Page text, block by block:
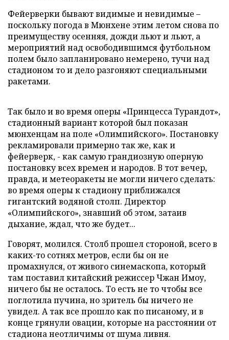
Фейерверки бывают видимые и невидимые –
поскольку погода в Мюнхене этим летом снова по
преимуществу осенняя, дожди льют и льют, а
мероприятий над освободившимся футбольном
полем было запланировано немерено, тучи над
стадионом то и дело разгоняют специальными
ракетами.
Так было и во время оперы «Принцесса Турандот»,
стадионный вариант которой был показан
мюнхенцам на поле «Олимпийского». Постановку
рекламировали примерно так же, как и
фейерверк, - как самую грандиозную оперную
постановку всех времен и народов. В тот вечер,
правда, и метеоракеты не могли ничего сделать:
во время оперы к стадиону приближался
гигантский водяной столп. Директор
«Олимпийского», знавший об этом, затаив
дыхание, ждал, что же будет...
Говорят, молился. Столб прошел стороной, всего в
каких-то сотнях метров, если бы он не
промахнулся, от живого синемаскопа, который
там поставил китайский режиссер Чжан Имоу,
ничего бы не осталось. То есть не то чтобы все
поглотила пучина, но зритель бы ничего не
увидел. А так все прошло как по писаному, и в
конце грянули овации, которые на расстоянии от
стадиона неотличимы от шума ливня.